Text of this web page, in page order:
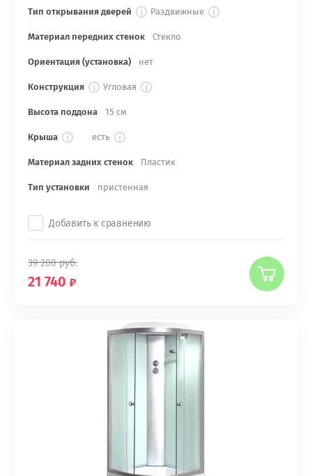
Тип открывания дверей Раздвижные
Материал передних стенок Стекло
Ориентация (установка) нет
Конструкция Угловая
Высота поддона 15 см
Крыша есть
Материал задних стенок Пластик
Тип установки пристенная
Добавить к сравнению
39 200руб.
21 740